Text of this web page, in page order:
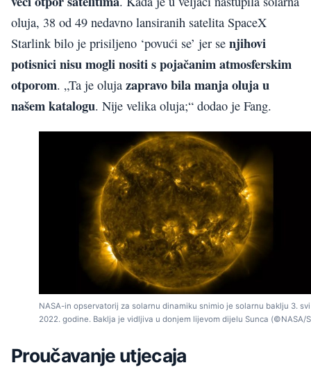
oluja, 38 od 49 nedavno lansiranih satelita SpaceX
Starlink bilo je prisiljeno ‘povući se’ jer se njihovi
potisnici nisu mogli nositi s pojačanim atmosferskim
otporom. „Ta je oluja zapravo bila manja oluja u
našem katalogu. Nije velika oluja;“ dodao je Fang.
NASA-in opservatorij za solarnu dinamiku snimio je solarnu baklju 3.
2022. godine. Baklja je vidljiva u donjem lijevom dijelu Sunca (©NASA/
Proučavanje utjecaja